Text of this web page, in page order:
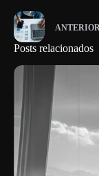
ANTERIOR
Posts relacionados